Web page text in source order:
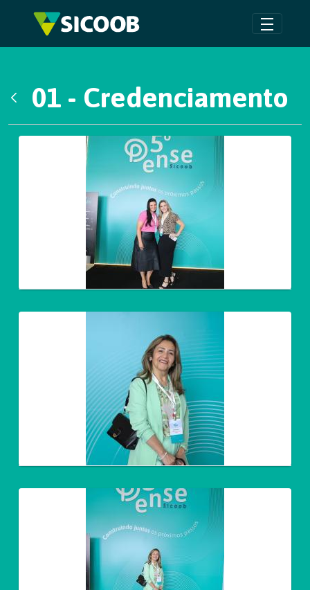
Pular para o Conteúdo principal
01 - Credenciamento
Galeria de Mídias